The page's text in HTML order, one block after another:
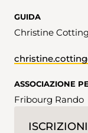
GUIDA
Christine
ASSOCIAZIONE
Fribourg Rando
ISCRIZIONI